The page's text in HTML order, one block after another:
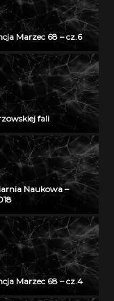
Marzec 68 – cz.6
fali
Naukowa –
Marzec 68 – cz.4